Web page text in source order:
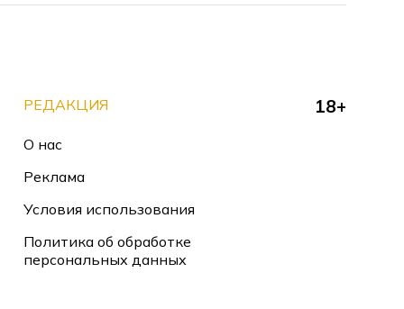
РЕДАКЦИЯ
О нас
Реклама
Условия использования
Политика об обработке
персональных данных
18+